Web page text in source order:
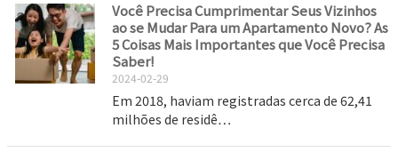
Você Precisa Cumprimentar Seus Vizinhos
ao se Mudar Para um Apartamento Novo? As
5 Coisas Mais Importantes que Você Precisa
Saber!
2024-02-29
Em 2018, haviam registradas cerca de 62,41
milhões de residê…